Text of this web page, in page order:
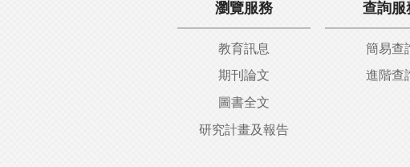
瀏覽服務
教育訊息
期刊論文
圖書全文
研究計畫及報告
查詢服
簡易查
進階查